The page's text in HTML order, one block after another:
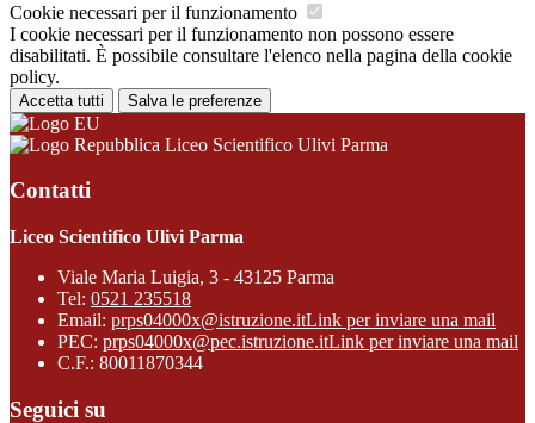
Cookie necessari per il funzionamento
I cookie necessari per il funzionamento non possono essere
disabilitati. È possibile consultare l'elenco nella pagina della cookie
policy.
Accetta tutti Salva le preferenze
Liceo Scientifico Ulivi Parma
Contatti
Liceo Scientifico Ulivi Parma
Viale Maria Luigia, 3 - 43125 Parma
Tel: 0521 235518
Email: prps04000x@istruzione.itLink per inviare una mail
PEC: prps04000x@pec.istruzione.itLink per inviare una mail
C.F.: 80011870344
Seguici su